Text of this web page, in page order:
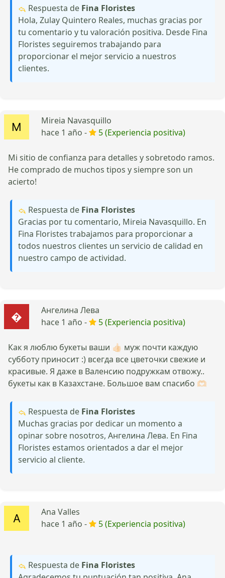
Respuesta de Fina Floristes
Hola, Zulay Quintero Reales, muchas gracias por
tu comentario y tu valoración positiva. Desde Fina
Floristes seguiremos trabajando para
proporcionar el mejor servicio a nuestros
clientes.
Mireia Navasquillo
hace 1 año -
5 (Experiencia positiva)
Mi sitio de confianza para detalles y sobretodo ramos.
He comprado de muchos tipos y siempre son un
acierto!
Respuesta de Fina Floristes
Gracias por tu comentario, Mireia Navasquillo. En
Fina Floristes trabajamos para proporcionar a
todos nuestros clientes un servicio de calidad en
nuestro campo de actividad.
Ангелина Лева
hace 1 año -
5 (Experiencia positiva)
Как я люблю букеты ваши 👍🏻 муж почти каждую
субботу приносит :) всегда все цветочки свежие и
красивые. Я даже в Валенсию подружкам отвожу..
букеты как в Казахстане. Большое вам спасибо 🫶🏻
Respuesta de Fina Floristes
Muchas gracias por dedicar un momento a
opinar sobre nosotros, Ангелина Лева. En Fina
Floristes estamos orientados a dar el mejor
servicio al cliente.
Ana Valles
hace 1 año -
5 (Experiencia positiva)
Respuesta de Fina Floristes